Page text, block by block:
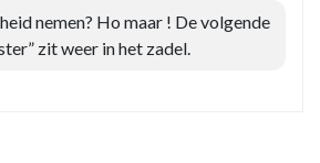
nemen? Ho maar ! De volgende
zit weer in het zadel.